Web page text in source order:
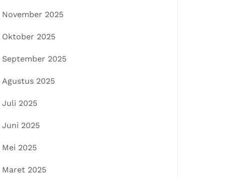
November 2025
Oktober 2025
September 2025
Agustus 2025
Juli 2025
Juni 2025
Mei 2025
Maret 2025